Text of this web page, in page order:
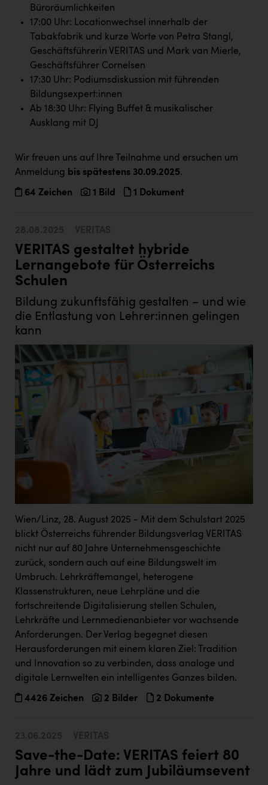
Büroräumlichkeiten
17:00 Uhr: Locationwechsel innerhalb der
Tabakfabrik und kurze Worte von Petra Stangl,
Geschäftsführerin VERITAS und Mark van Mierle,
Geschäftsführer Cornelsen
17:30 Uhr: Podiumsdiskussion mit führenden
Bildungsexpert:innen
Ab 18:30 Uhr: Flying Buffet & musikalischer
Ausklang mit DJ
Wir freuen uns auf Ihre Teilnahme und ersuchen um
Anmeldung bis spätestens 30.09.2025.
64 Zeichen 1 Bild 1 Dokument
VERITAS gestaltet hybride
Lernangebote für Österreichs
Schulen
Bildung zukunftsfähig gestalten – und wie
die Entlastung von Lehrer:innen gelingen
kann
Wien/Linz, 28. August 2025 - Mit dem Schulstart 2025
blickt Österreichs führender Bildungsverlag VERITAS
nicht nur auf 80 Jahre Unternehmensgeschichte
zurück, sondern auch auf eine Bildungswelt im
Umbruch. Lehrkräftemangel, heterogene
Klassenstrukturen, neue Lehrpläne und die
fortschreitende Digitalisierung stellen Schulen,
Lehrkräfte und Lernmedienanbieter vor wachsende
Anforderungen. Der Verlag begegnet diesen
Herausforderungen mit einem klaren Ziel: Tradition
und Innovation so zu verbinden, dass analoge und
digitale Lernwelten ein intelligentes Ganzes bilden.
4426 Zeichen 2 Bilder 2 Dokumente
Save-the-Date: VERITAS feiert 80
Jahre und lädt zum Jubiläumsevent